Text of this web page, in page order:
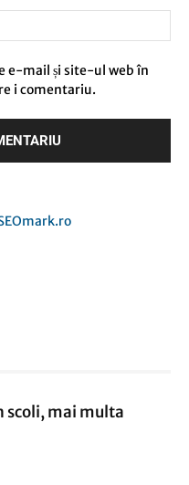
e-mail și site-ul web în
i comentariu.
scoli, mai multa